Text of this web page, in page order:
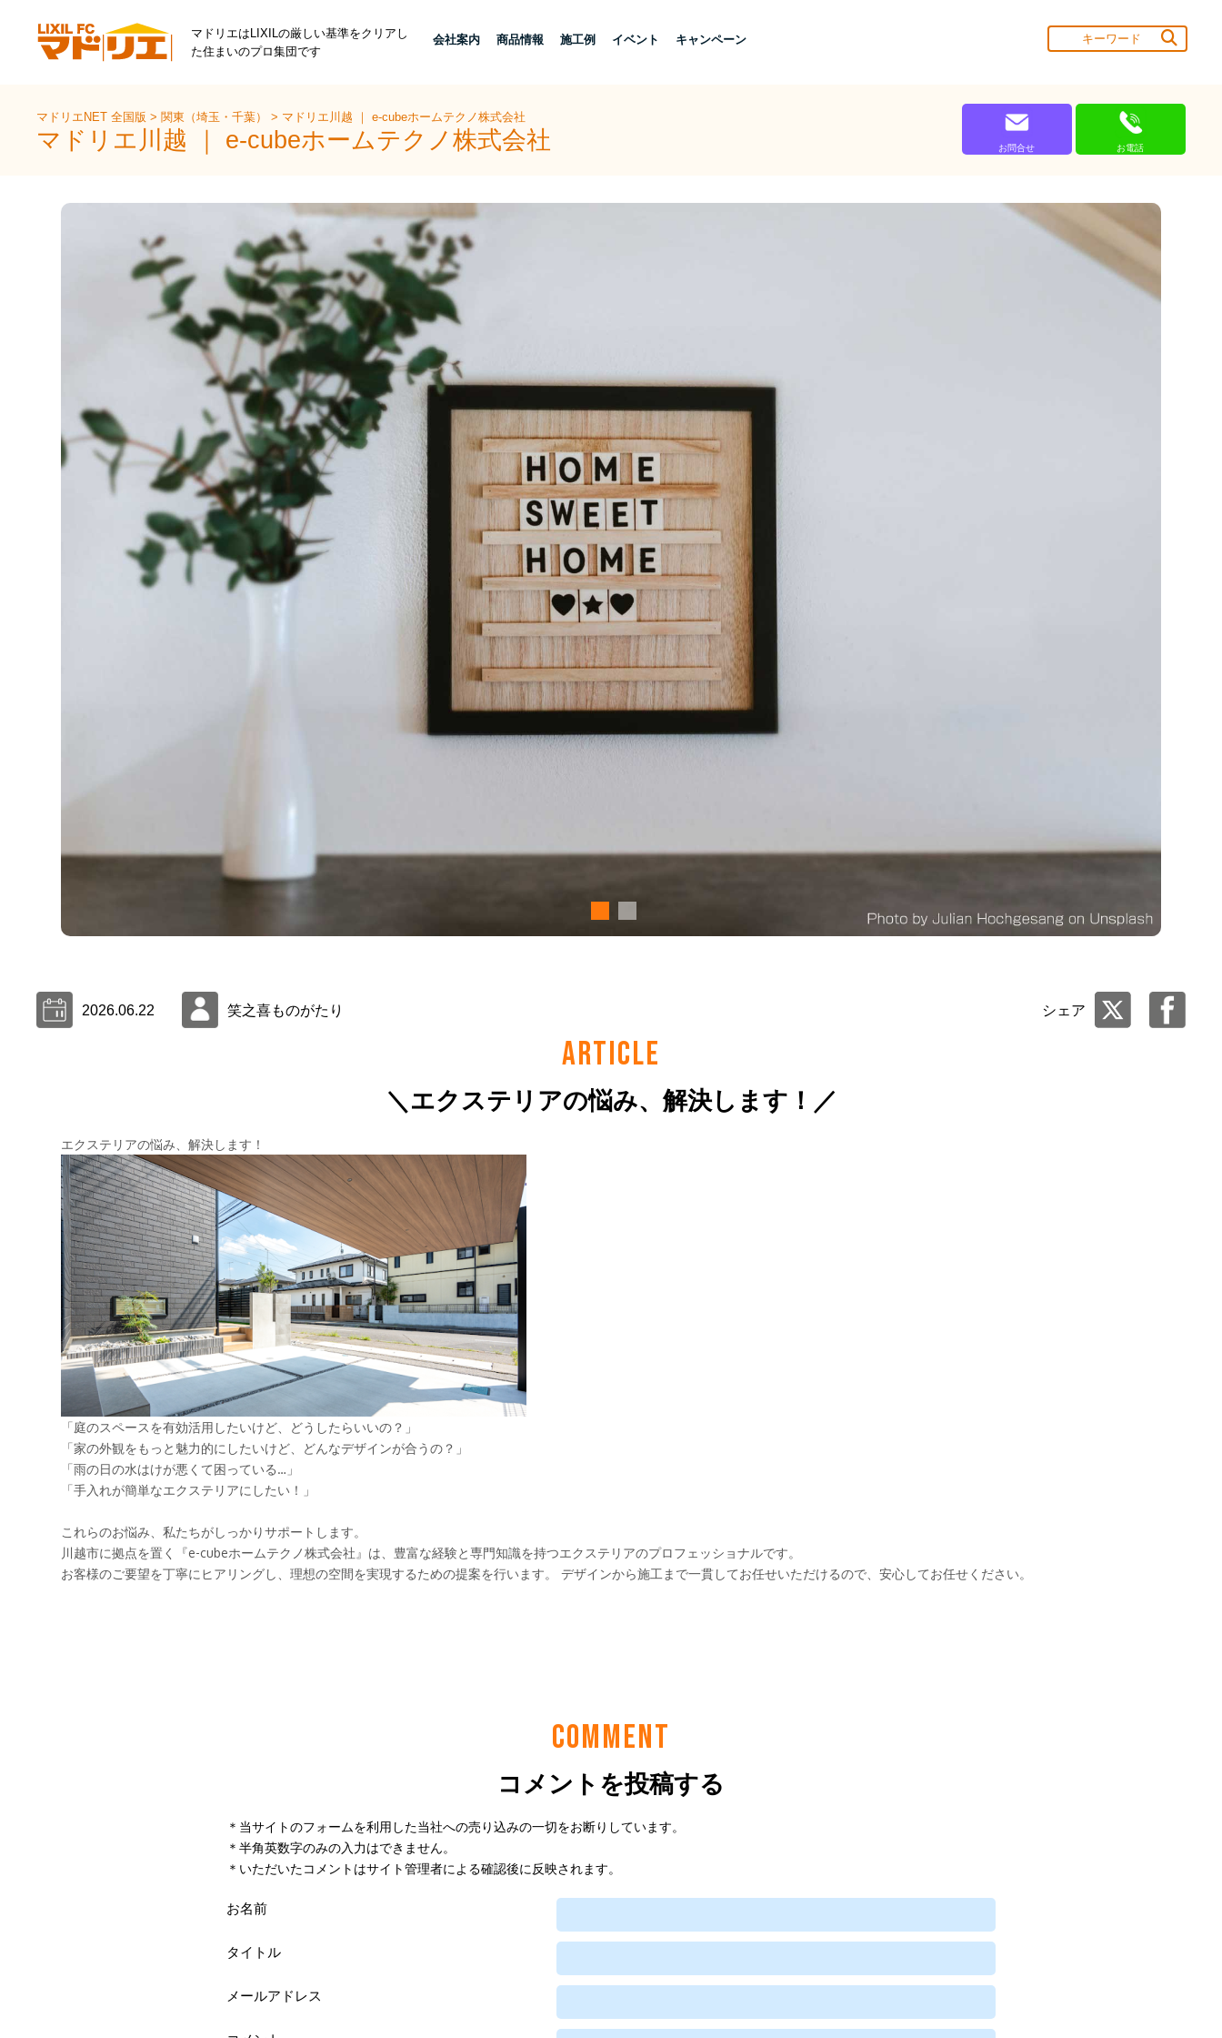
マドリエはLIXILの厳しい基準をクリアし
た住まいのプロ集団です
会社案内 商品情報 施工例 イベント キャンペーン
マドリエNET 全国版>関東（埼玉・千葉）> マドリエ川越 ｜ e-cubeホームテクノ株式会社
マドリエ川越 ｜ e-cubeホームテクノ株式会社 お問合せ お電話
2026.06.22 笑之喜ものがたり シェア
ARTICLE
＼エクステリアの悩み、解決します！／
COMMENT
コメントを投稿する
＊当サイトのフォームを利用した当社への売り込みの一切をお断りしています。
＊半角英数字のみの入力はできません。
＊いただいたコメントはサイト管理者による確認後に反映されます。
お名前
タイトル
メールアドレス